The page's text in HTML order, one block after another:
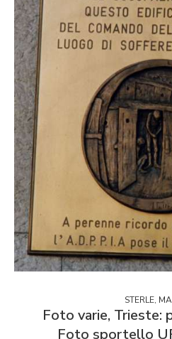
STERLE,
Foto varie, Trieste:
Foto sportello